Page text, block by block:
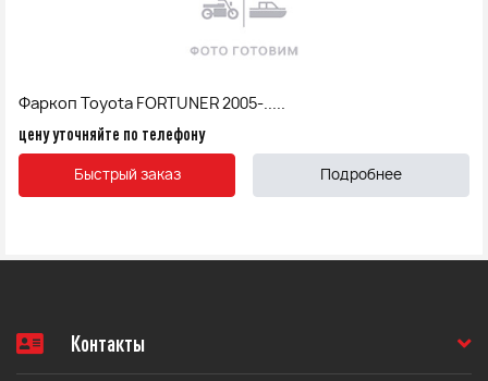
Фаркоп Toyota FORTUNER 2005-.....
цену уточняйте по телефону
Быстрый заказ Подробнее
Контакты